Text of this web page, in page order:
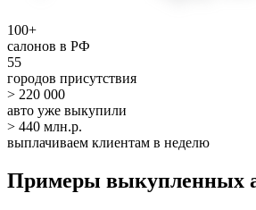
100+
салонов в РФ
55
городов присутствия
> 220 000
авто уже выкупили
> 440 млн.р.
выплачиваем клиентам в неделю
Примеры выкупленных